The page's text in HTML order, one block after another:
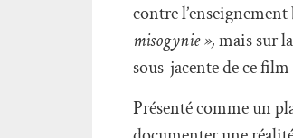
contre
misogynie »,mais sur
sous-jacente de ce
Présenté comme un